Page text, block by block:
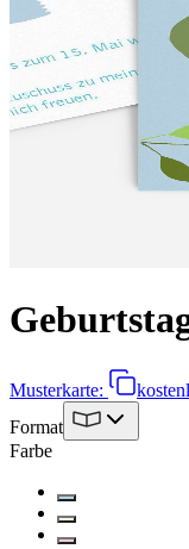
Musterkarte:
Format
Farbe